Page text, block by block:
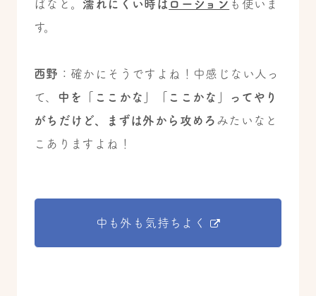
ばなと。濡れにくい時は ローション も使いま
す。
西野 ：確かにそうですよね！中感じない人っ
て、 中を「ここかな」「ここかな」ってやり
がちだけど、まずは外から攻めろ みたいなと
こありますよね！
中も外も気持ちよく